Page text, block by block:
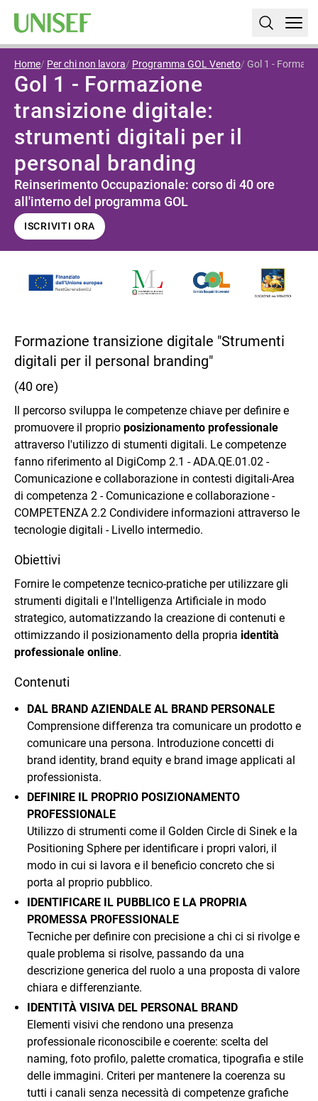
Home Per chi non lavora Programma GOL Veneto Gol 1 -
Gol 1 - Formazione
transizione digitale:
strumenti digitali per il
personal branding
Reinserimento Occupazionale: corso di 40 ore
all'interno del programma GOL
ISCRIVITI ORA
Formazione transizione digitale "Strumenti
digitali per il personal branding"
(40 ore)
Il percorso sviluppa le competenze chiave per definire e
promuovere il proprio posizionamento professionale
attraverso l'utilizzo di stumenti digitali. Le competenze
fanno riferimento al DigiComp 2.1 - ADA.QE.01.02 -
Comunicazione e collaborazione in contesti digitali-Area
di competenza 2 - Comunicazione e collaborazione -
COMPETENZA 2.2 Condividere informazioni attraverso le
tecnologie digitali - Livello intermedio.
Obiettivi
Fornire le competenze tecnico-pratiche per utilizzare gli
strumenti digitali e l'Intelligenza Artificiale in modo
strategico, automatizzando la creazione di contenuti e
ottimizzando il posizionamento della propria identità
professionale online.
Contenuti
DAL BRAND AZIENDALE AL BRAND PERSONALE
Comprensione differenza tra comunicare un prodotto e
comunicare una persona. Introduzione concetti di
brand identity, brand equity e brand image applicati al
professionista.
DEFINIRE IL PROPRIO POSIZIONAMENTO
PROFESSIONALE
Utilizzo di strumenti come il Golden Circle di Sinek e la
Positioning Sphere per identificare i propri valori, il
modo in cui si lavora e il beneficio concreto che si
porta al proprio pubblico.
IDENTIFICARE IL PUBBLICO E LA PROPRIA
PROMESSA PROFESSIONALE
Tecniche per definire con precisione a chi ci si rivolge e
quale problema si risolve, passando da una
descrizione generica del ruolo a una proposta di valore
chiara e differenziante.
IDENTITÀ VISIVA DEL PERSONAL BRAND
Elementi visivi che rendono una presenza
professionale riconoscibile e coerente: scelta del
naming, foto profilo, palette cromatica, tipografia e stile
delle immagini. Criteri per mantenere la coerenza su
tutti i canali senza necessità di competenze grafiche